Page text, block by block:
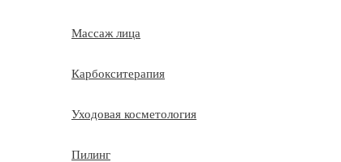
Массаж лица
Карбокситерапия
Уходовая косметология
Пилинг